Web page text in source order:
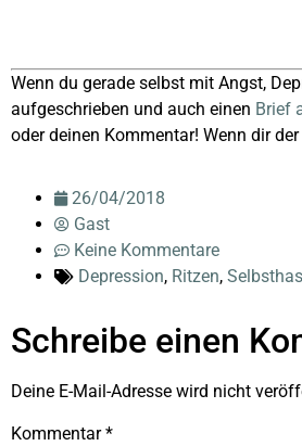
Wenn du gerade selbst mit Angst,
aufgeschrieben und auch einen Brief
oder deinen Kommentar! Wenn dir
26/04/2018
Gast
Keine Kommentare
Depression, Ritzen,
Schreibe einen
Deine E-Mail-Adresse wird nicht
Kommentar*